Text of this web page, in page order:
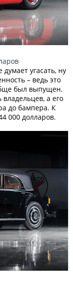
угасать, ну
– ведь это
был выпущен.
а его
до бампера. К
000 долларов.